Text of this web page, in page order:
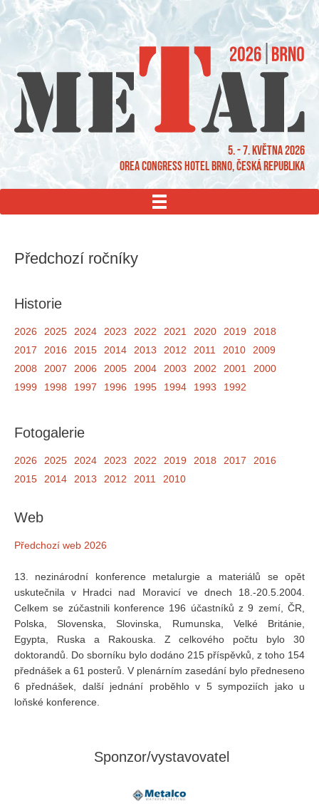
5. - 7. května 2026
OREA Congress Hotel Brno, Česká republika
MENU
Předchozí ročníky
Historie
2026 2025 2024 2023 2022 2021 2020 2019
2018
2017
2016 2015 2014 2013 2012 2011 2010
2009
2008
2007 2006 2005 2004 2003 2002 2001
2000
1999
1998 1997 1996 1995 1994 1993 1992
Fotogalerie
2026 2025 2024 2023 2022 2019 2018 2017
2016
2015
2014 2013 2012 2011 2010
Web
Předchozí web 2026
13. nezinárodní konference metalurgie a materiálů se opět
uskutečnila v Hradci nad Moravicí ve dnech 18.-20.5.2004.
Celkem se zúčastnili konference 196 účastníků z 9 zemí, ČR,
Polska, Slovenska, Slovinska, Rumunska, Velké Británie,
Egypta, Ruska a Rakouska. Z celkového počtu bylo 30
doktorandů. Do sborníku bylo dodáno 215 příspěvků, z toho 154
přednášek a 61 posterů. V plenárním zasedání bylo předneseno
6 přednášek, další jednání proběhlo v 5 sympoziích jako u
loňské konference.
Sponzor/vystavovatel